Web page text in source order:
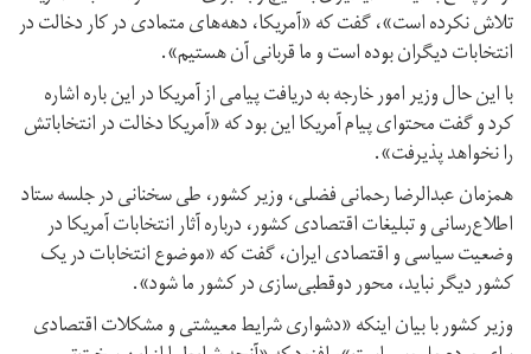
تلاش نکرده است»، گفت که «آمریکا، دهه‌های متمادی در کار دخالت در
انتخابات دیگران بوده است و ما قربانی آن هستیم».
با این حال وزیر امور خارجه به دریافت پیامی از آمریکا در این باره اشاره
کرد و گفت محتوای پیام آمریکا این بود که «آمریکا دخالت در انتخاباتش
را نخواهد پذیرفت».
همزمان عبدالرضا رحمانی فضلی، وزیر کشور، طی سخنانی در جلسه ستاد
اطلاع‌رسانی و تبلیغات اقتصادی کشور، درباره آثار انتخابات آمریکا در
وضعیت سیاسی و اقتصادی ایران، گفت که «موضوع انتخابات در یک
کشور دیگر نباید، محور دوقطبی‌سازی در کشور ما شود».
وزیر کشور با بیان اینکه «دشواری شرایط معیشتی و مشکلات اقتصادی